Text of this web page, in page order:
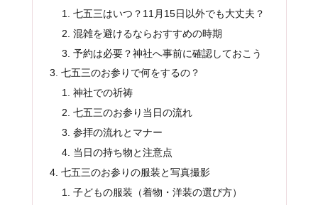
七五三はいつ？11月15日以外でも大丈夫？
混雑を避けるならおすすめの時期
予約は必要？神社へ事前に確認しておこう
七五三のお参りで何をするの？
神社での祈祷
七五三のお参り当日の流れ
参拝の流れとマナー
当日の持ち物と注意点
七五三のお参りの服装と写真撮影
子どもの服装（着物・洋装の選び方）